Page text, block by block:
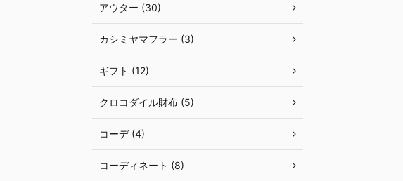
アウター (30)
カシミヤマフラー (3)
ギフト (12)
クロコダイル財布 (5)
コーデ (4)
コーディネート (8)